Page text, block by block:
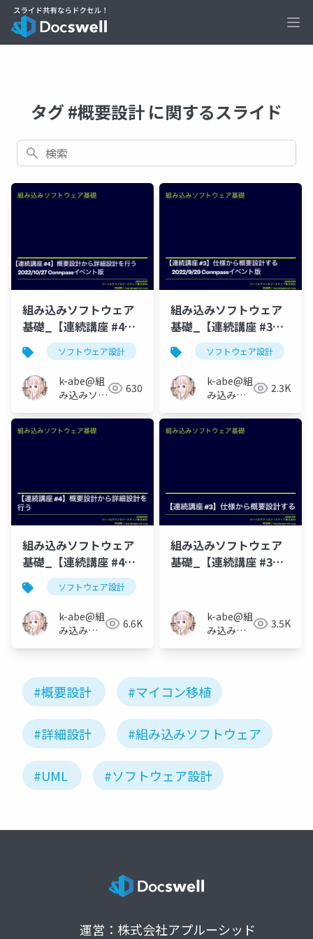
タグ #概要設計 に関するスライド
検索
組み込みソフトウェア
基礎_【連続講座 #4】
概要設計から詳細設計
を行う
_221027_connpass_event_slide
ソフトウェア設計
k-abe@組
み込みソフ
人
630
組み込みソフトウェア
基礎_【連続講座 #3】
仕様から概要設計する
_220929_Connpassイ
ベント版
ソフトウェア設計
k-abe@組
み込みソ
アの人
2.3K
組み込みソフトウェア
基礎_【連続講座 #4】
概要設計から詳細設計
を行う
ソフトウェア設計
k-abe@組
み込みソ
6.6K
組み込みソフトウェア
基礎_【連続講座 #3】
k-abe@組
み込みソ
3.5K
#概要設計 #マイコン移植
#詳細設計 #組み込みソフトウェア
#UML #ソフトウェア設計
運営：株式会社アプルーシッド